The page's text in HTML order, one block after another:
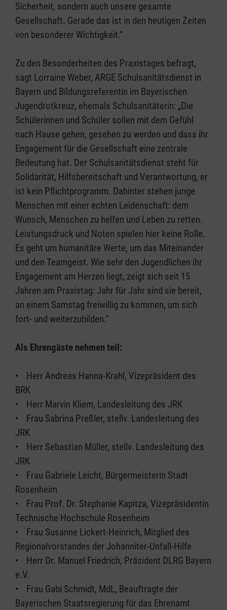
Sicherheit, sondern auch unsere gesamte
Gesellschaft. Gerade das ist in den heutigen Zeiten
von besonderer Wichtigkeit.“
Zu den Besonderheiten des Praxistages befragt,
sagt Lorraine Weber, ARGE Schulsanitätsdienst in
Bayern und Bildungsreferentin im Bayerischen
Jugendrotkreuz, ehemals Schulsanitäterin: „Die
Schülerinnen und Schüler sollen mit dem Gefühl
nach Hause gehen, gesehen zu werden und dass ihr
Engagement für die Gesellschaft eine zentrale
Bedeutung hat. Der Schulsanitätsdienst steht für
Solidarität, Hilfsbereitschaft und Verantwortung, er
ist kein Pflichtprogramm. Dahinter stehen junge
Menschen mit einer echten Leidenschaft: dem
Wunsch, Menschen zu helfen und Leben zu retten.
Leistungsdruck und Noten spielen hier keine Rolle.
Es geht um humanitäre Werte, um das Miteinander
und den Teamgeist. Wie sehr den Jugendlichen ihr
Engagement am Herzen liegt, zeigt sich seit 15
Jahren am Praxistag: Jahr für Jahr sind sie bereit,
an einem Samstag freiwillig zu kommen, um sich
fort- und weiterzubilden.“
Als Ehrengäste nehmen teil:
• Herr Andreas Hanna-Krahl, Vizepräsident des
BRK
• Herr Marvin Kliem, Landesleitung des JRK
• Frau Sabrina Preßler, stellv. Landesleitung des
JRK
• Herr Sebastian Müller, stellv. Landesleitung des
JRK
• Frau Gabriele Leicht, Bürgermeisterin Stadt
Rosenheim
• Frau Prof. Dr. Stephanie Kapitza, Vizepräsidentin
Technische Hochschule Rosenheim
• Frau Susanne Lickert-Heinrich, Mitglied des
Regionalvorstandes der Johanniter-Unfall-Hilfe
• Herr Dr. Manuel Friedrich, Präsident DLRG Bayern
e.V.
• Frau Gabi Schmidt, MdL, Beauftragte der
Bayerischen Staatsregierung für das Ehrenamt